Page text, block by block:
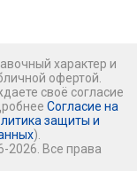
характер и
офертой.
своё согласие
Согласие на
защиты и
).
2026. Все права